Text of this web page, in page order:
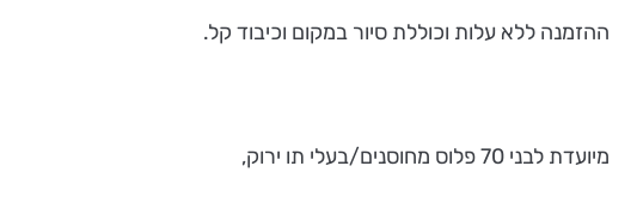
ההזמנה ללא עלות וכוללת סיור במקום וכיבוד קל.
מיועדת לבני 70 פלוס מחוסנים/בעלי תו ירוק,